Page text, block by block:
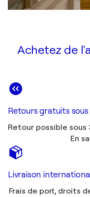
Achetez de
Retours gratuits sous
Retour possible sous
En
Livraison
Frais de port, droits